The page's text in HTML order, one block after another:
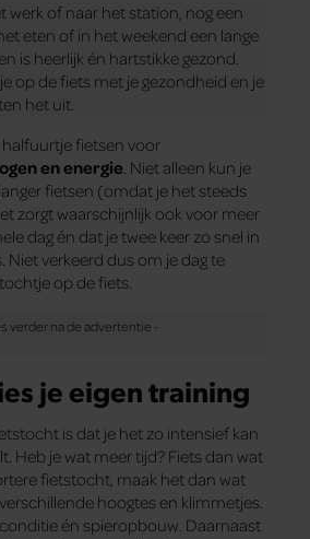
werk of naar het station, nog een
eten of in het weekend een lange
is heerlijk én hartstikke gezond.
op de fiets met je gezondheid en je
het uit.
fietsen voor
en energie. Niet alleen kun je
fietsen (omdat je het steeds
zorgt waarschijnlijk ook voor meer
dag én dat je twee keer zo snel in
Niet verkeerd dus om je dag te
op de fiets.
je eigen training
is dat je het zo intensief kan
Heb je wat meer tijd? Fiets dan wat
fietstocht, maak het dan wat
hoogtes en klimmetjes.
én spieropbouw. Daarnaast